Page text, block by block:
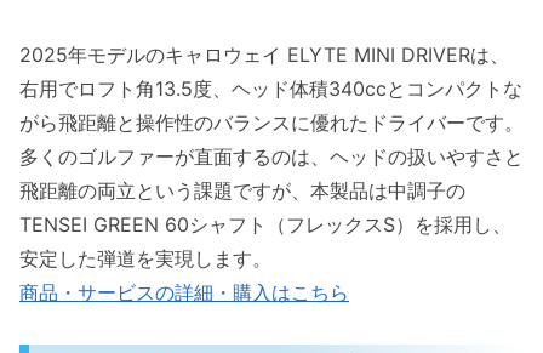
2025年モデルのキャロウェイ ELYTE MINI DRIVERは、
右用でロフト角13.5度、ヘッド体積340ccとコンパクトな
がら飛距離と操作性のバランスに優れたドライバーです。
多くのゴルファーが直面するのは、ヘッドの扱いやすさと
飛距離の両立という課題ですが、本製品は中調子の
TENSEI GREEN 60シャフト（フレックスS）を採用し、
安定した弾道を実現します。
商品・サービスの詳細・購入はこちら